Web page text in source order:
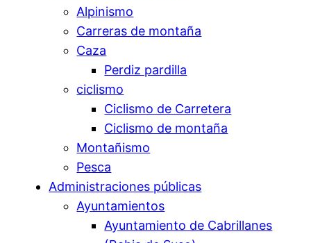
Alpinismo
Carreras de montaña
Caza
Perdiz pardilla
ciclismo
Ciclismo de Carretera
Ciclismo de montaña
Montañismo
Pesca
Administraciones públicas
Ayuntamientos
Ayuntamiento de Cabrillanes